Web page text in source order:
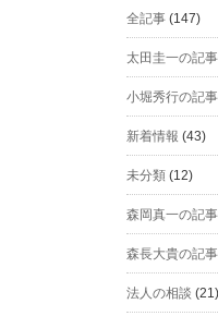
全記事 (147)
太田圭一の記
小堀秀行の記
新着情報 (43)
未分類 (12)
森岡真一の記
森長大貴の記
法人の相談 (21)